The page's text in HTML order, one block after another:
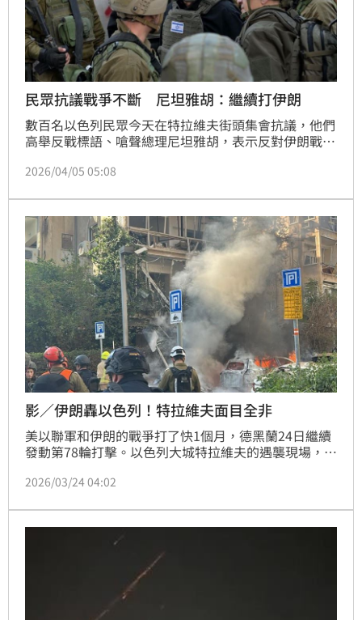
民眾抗議戰爭不斷 尼坦雅胡：繼續打伊朗
數百名以色列民眾今天在特拉維夫街頭集會抗議，他們
高舉反戰標語、嗆聲總理尼坦雅胡，表示反對伊朗戰
2026/04/05 05:08
影／伊朗轟以色列！特拉維夫面目全非
美以聯軍和伊朗的戰爭打了快1個月，德黑蘭24日繼續
發動第78輪打擊。以色列大城特拉維夫的遇襲現場，大
片狼藉。
2026/03/24 04:02